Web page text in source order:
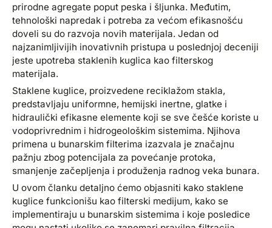
prirodne agregate poput peska i šljunka. Međutim,
tehnološki napredak i potreba za većom efikasnošću
doveli su do razvoja novih materijala. Jedan od
najzanimljivijih inovativnih pristupa u poslednjoj deceniji
jeste upotreba staklenih kuglica kao filterskog
materijala.
Staklene kuglice, proizvedene reciklažom stakla,
predstavljaju uniformne, hemijski inertne, glatke i
hidraulički efikasne elemente koji se sve češće koriste u
vodoprivrednim i hidrogeološkim sistemima. Njihova
primena u bunarskim filterima izazvala je značajnu
pažnju zbog potencijala za povećanje protoka,
smanjenje začepljenja i produženja radnog veka bunara.
U ovom članku detaljno ćemo objasniti kako staklene
kuglice funkcionišu kao filterski medijum, kako se
implementiraju u bunarskim sistemima i koje posledice